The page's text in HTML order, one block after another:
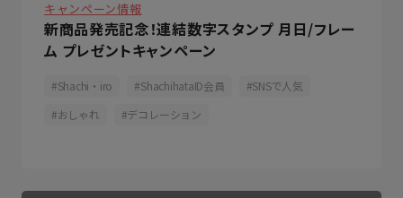
キャンペーン情報
新商品発売記念！連結数字スタンプ 月日/フレー
ム プレゼントキャンペーン
Shachi・iro ShachihataID会員
SNSで人気
おしゃれ
デコレーション